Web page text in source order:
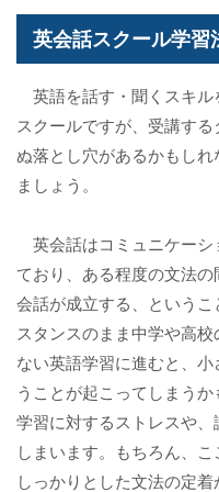
英会話スクール学習
英語を話す・聞くスキル
スクールですが、受講す
ぬ落とし穴があるかもし
ましょう。
英会話はコミュニケーシ
ており、ある程度の文法の
会話が成立する、という
スタンスのまま中学や高
ない英語学習に進むと、
うことが起こってしまう
学習に対するストレスや
しまいます。もちろん、こ
しっかりとした文法の定